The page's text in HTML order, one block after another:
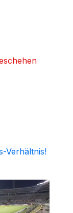
Verhältnis!